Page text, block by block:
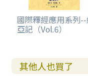
國際釋經應用系列
亞記（Vol.6）
其他人也買了